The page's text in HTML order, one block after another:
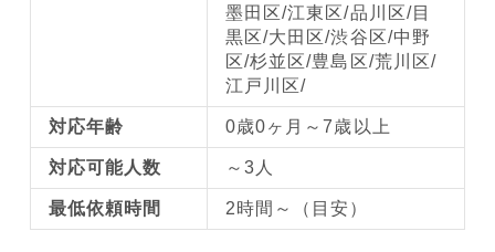
墨田区/江東区/品川区/目
黒区/大田区/渋谷区/中野
区/杉並区/豊島区/荒川区/
江戸川区/
対応年齢 0歳0ヶ月～7歳以上
対応可能人数 ～3人
最低依頼時間 2時間～（目安）